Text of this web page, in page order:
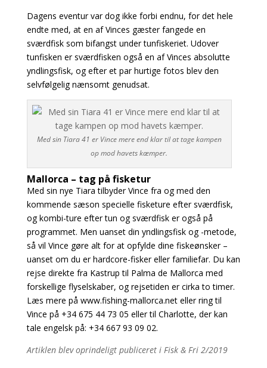
Dagens eventur var dog ikke forbi endnu, for det hele
endte med, at en af Vinces gæster fangede en
sværdfisk som bifangst under tunfiskeriet. Udover
tunfisken er sværdfisken også en afVinces absolutte
yndlingsfisk, og efter et par hurtige fotos blev den
selvfølgelig nænsomt genudsat.
Med sin Tiara 41 er Vince mere end klar til at tage kampen
op mod havets kæmper.
Mallorca – tag på fisketur
Med sin nye Tiara tilbyder Vince fra og med den
kommende sæson specielle fisketure efter sværdfisk,
og kombi-ture efter tun og sværdfisk er også på
programmet. Men uanset din yndlingsfisk og -metode,
så vil Vince gøre alt for at opfylde dine fiskeønsker –
uanset om du er hardcore-fisker eller familiefar. Du kan
rejse direkte fra Kastrup til Palma de Mallorca med
forskellige flyselskaber, og rejsetiden er cirka to timer.
Læs mere på www.fishing-mallorca.net eller ring til
Vince på +34 675 44 73 05 eller til Charlotte, der kan
tale engelsk på: +34 667 93 09 02.
Artiklen blev oprindeligt publiceret i Fisk & Fri 2/2019